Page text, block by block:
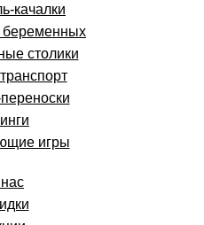
качалки
беременных
столики
игры